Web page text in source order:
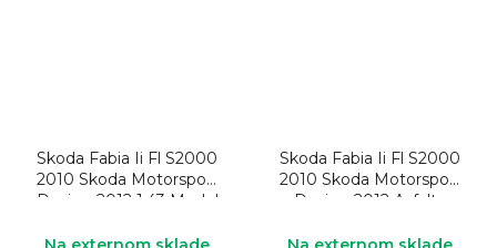
Skoda Fabia Ii Fl S2000
2010 Skoda Motorsport
Design 2012 1:43 Model
Skoda Fabia Ii Fl S2000
2010 Skoda Motorsport
Design 2012 Asfalto